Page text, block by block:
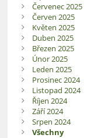
Červenec 2025
Červen 2025
Květen 2025
Duben 2025
Březen 2025
Únor 2025
Leden 2025
Prosinec 2024
Listopad 2024
Říjen 2024
Září 2024
Srpen 2024
Všechny